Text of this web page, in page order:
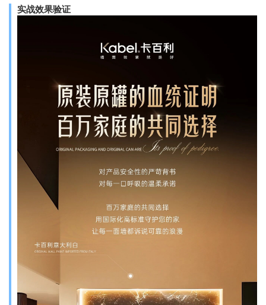
实战效果验证